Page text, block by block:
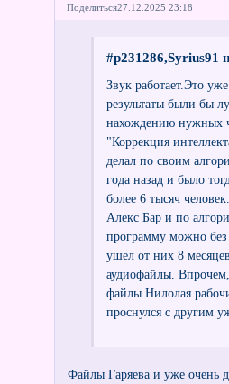
Поделиться27.12.2025 23:18
#p231286,Syrius91
Звук работает.Это
результаты были бы
нахождению нужных
"Коррекция
делал по своим
года назад и было
более 6 тысяч
Алекс Бар и по
программу можно без
ушел от них 8
аудиофайлы. Впрочем,
файлы Нилолая
проснулся с другим
Файлы Гаряева и уже очень